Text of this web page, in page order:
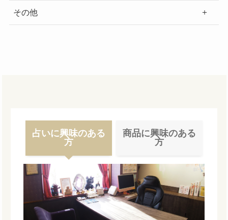
その他
占いに興味のある
方
商品に興味のある
方